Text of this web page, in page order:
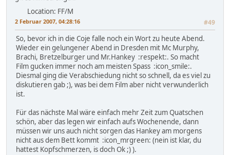
Location: FF/M
2 Februar 2007, 04:28:16 #49
So, bevor ich in die Coje falle noch ein Wort zu heute Abend.
Wieder ein gelungener Abend in Dresden mit Mc Murphy,
Brachi, Bretzelburger und Mr.Hankey :respekt:. So macht
Film gucken immer noch am meisten Spass :icon_smile:.
Diesmal ging die Verabschiedung nicht so schnell, da es viel zu
diskutieren gab ;), was bei dem Film aber nicht verwunderlich
ist.
Für das nächste Mal wäre einfach mehr Zeit zum Quatschen
schön, aber das legen wir einfach aufs Wochenende, dann
müssen wir uns auch nicht sorgen das Hankey am morgens
nicht aus dem Bett kommt :icon_mrgreen: (nein ist klar, du
hattest Kopfschmerzen, is doch Ok ;) ).